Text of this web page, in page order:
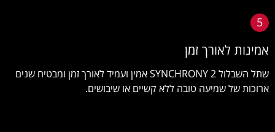
5
אמינות לאורך זמן
שתל השבלול SYNCHRONY 2 אמין ועמיד לאורך זמן ומבטיח שנים
ארוכות של שמיעה טובה ללא קשיים או שיבושים.